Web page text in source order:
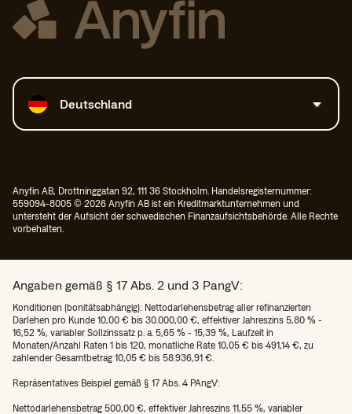
Land auswählen
Deutschland
Anyfin AB, Drottninggatan 92, 111 36 Stockholm. Handelsregisternummer:
559094-8005 © 2026 Anyfin AB ist ein Kreditmarktunternehmen und
untersteht der Aufsicht der schwedischen Finanzaufsichtsbehörde. Alle Rechte
vorbehalten.
Angaben gemäß § 17 Abs. 2 und 3 PangV:
Konditionen (bonitätsabhängig): Nettodarlehensbetrag aller refinanzierten
Darlehen pro Kunde 10,00 € bis 30.000,00 €, effektiver Jahreszins 5,80 % -
16,52 %, variabler Sollzinssatz p. a. 5,65 % - 15,39 %, Laufzeit in
Monaten/Anzahl Raten 1 bis 120, monatliche Rate 10,05 € bis 491,14 €, zu
zahlender Gesamtbetrag 10,05 € bis 58.936,91 €.
Repräsentatives Beispiel gemäß § 17 Abs. 4 PAngV:
Nettodarlehensbetrag 500,00 €, effektiver Jahreszins 11,55 %, variabler